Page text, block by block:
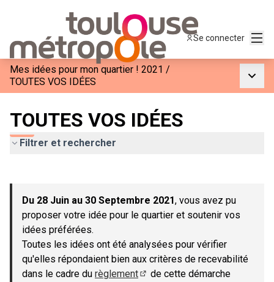
Se connecter
Mes idées pour mon quartier ! 2021 /
TOUTES VOS IDÉES
TOUTES VOS IDÉES
Filtrer et rechercher
−
Du 28 Juin au 30 Septembre 2021, vous avez pu
proposer votre idée pour le quartier et soutenir vos
idées préférées.
Toutes les idées ont été analysées pour vérifier
qu'elles répondaient bien aux critères de recevabilité
dans le cadre du règlement
de cette démarche